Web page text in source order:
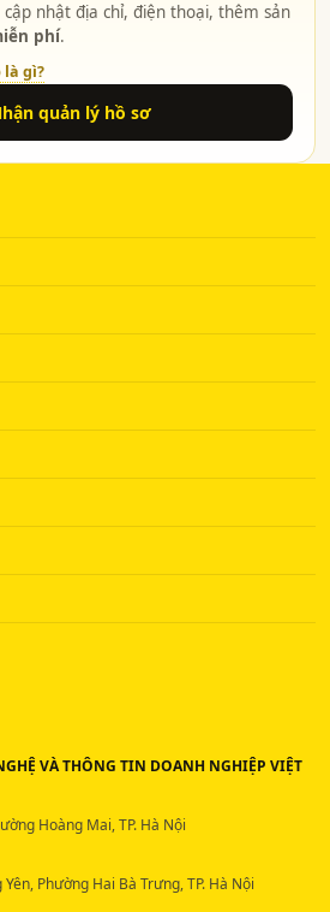
nhật địa chỉ, điện thoại, thêm sản
phí.
là gì?
quản lý hồ sơ
VÀ THÔNG TIN DOANH NGHIỆP VIỆT
Hoàng Mai, TP. Hà Nội
Phường Hai Bà Trưng, TP. Hà Nội